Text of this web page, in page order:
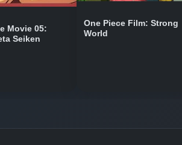
Movie 05:
Seiken
One Piece Film: Strong
World